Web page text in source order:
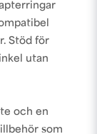
Stöd för
utan
och en
som